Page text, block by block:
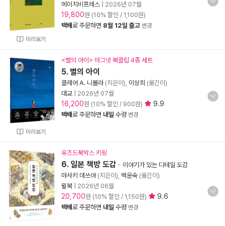
미리보기
에이치비프레스
2026년 07월
19,800원 (10% 할인 / 1,100원)
택배로 주문하면 8월 12일 출고 변경
미리보기
<별의 아이> 마그넷 북클립 4종 세트
5. 별의 아이
클레어 A. 니볼라(지은이), 이상희 (옮긴이)
대교
2026년 07월
16,200원 (10% 할인 / 900원) 9.9
택배로 주문하면 내일 수령 변경
유즈드북박스 키링
6. 일본 책방 도감 - 이야기가 있는 디테일 도감
마사키 데쓰야(지은이), 백운숙 (옮긴이)
윌북
2026년 06월
20,700원 (10% 할인 / 1,150원) 9.6
택배로 주문하면 내일 수령 변경